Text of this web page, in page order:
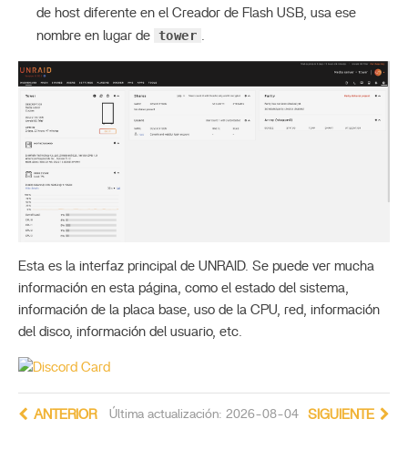
de host diferente en el Creador de Flash USB, usa ese
nombre en lugar de tower .
Esta es la interfaz principal de UNRAID. Se puede ver mucha
información en esta página, como el estado del sistema,
información de la placa base, uso de la CPU, red, información
del disco, información del usuario, etc.
Última actualización: 2026-08-04
ANTERIOR SIGUIENTE